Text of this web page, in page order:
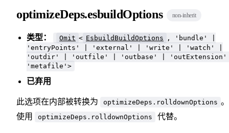
optimizeDeps.esbuildOptions non-inherit
类型： Omit < EsbuildBuildOptions
, 'bundle' |
'entryPoints' | 'external' | 'write' | 'watch' |
'outdir' | 'outfile' | 'outbase' |
'metafile'>
已弃用
此选项在内部被转换为 optimizeDeps.rolldownOptions
使用
optimizeDeps.rolldownOptions 代替。